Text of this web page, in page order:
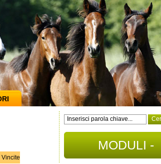
Vincite
MODULI -